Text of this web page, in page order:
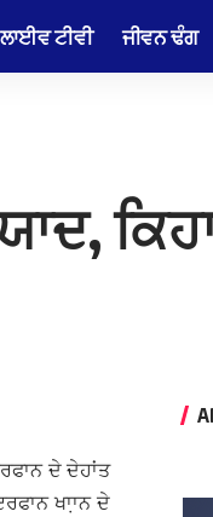
ਲਾਈਵ ਟੀਵੀ ਜੀਵਨ ਢੰਗ
ਦੇ ਦੇਹਾਂਤ
ਖਾ਼ਾਨ ਦੇ